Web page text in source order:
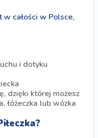
całości w Polsce,
i dotyku
dzięki której możesz
łóżeczka lub wózka